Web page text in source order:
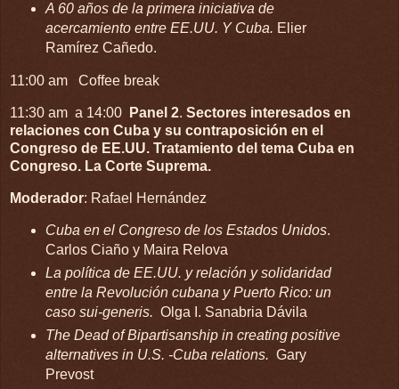
A 60 años de la primera iniciativa de
acercamiento entre EE.UU. Y Cuba. Elier
Ramírez Cañedo.
11:00 am Coffee break
11:30 am a 14:00 Panel 2. Sectores interesados en
relaciones con Cuba y su contraposición en el
Congreso de EE.UU. Tratamiento del tema Cuba en
Congreso. La Corte Suprema.
Moderador: Rafael Hernández
Cuba en el Congreso de los Estados Unidos.
Carlos Ciaño y Maira Relova
La política de EE.UU. y relación y solidaridad
entre la Revolución cubana y Puerto Rico: un
caso sui-generis. Olga I. Sanabria Dávila
The Dead of Bipartisanship in creating positive
alternatives in U.S. -Cuba relations. Gary
Prevost